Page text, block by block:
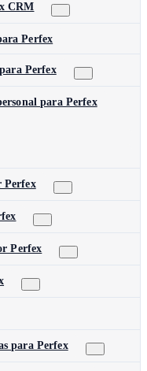
CRM
Perfex
Perfex
para Perfex
Perfex
Perfex
para Perfex